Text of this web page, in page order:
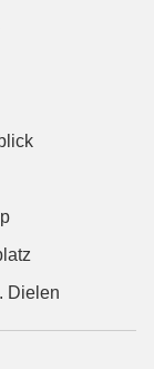
Dielen